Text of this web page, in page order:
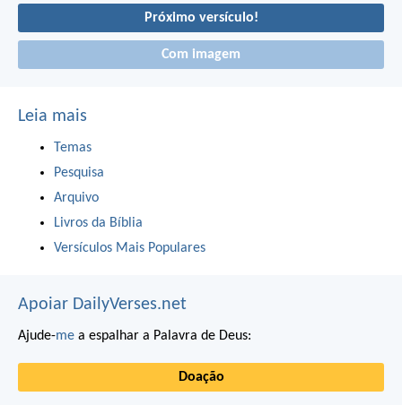
Próximo versículo!
Com imagem
Leia mais
Temas
Pesquisa
Arquivo
Livros da Bíblia
Versículos Mais Populares
Apoiar DailyVerses.net
Ajude-me a espalhar a Palavra de Deus:
Doação